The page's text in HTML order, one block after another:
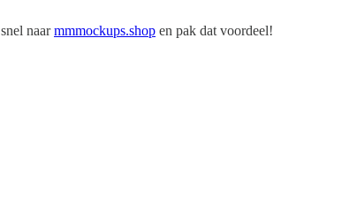
naarmmmockups.shop en pak dat voordeel!